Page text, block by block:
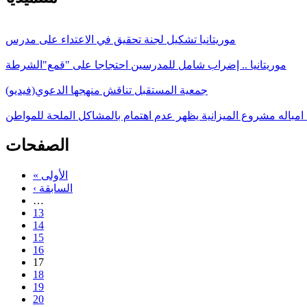
موريتانيا تشكيل لجنة تحقيق في الاعتداء على مدرس
موريتانيا .. إضراب شامل للمدرسين احتجاجا على "قمع"الشرطة
جمعية المستقبل تناقش منهجها الدعوي(فيديو)
امباله مشروع الميزانية يظهر عدم اهتمام بالمشاكل الملحة للمواطن
الصفحات
« الأولى
‹ السابقة
…
13
14
15
16
17
18
19
20